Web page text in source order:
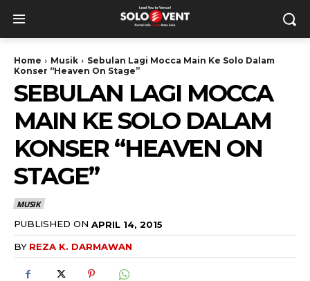
Home Musik
Sebulan Lagi Mocca Main Ke Solo Dalam
Konser “Heaven On Stage”
SEBULAN LAGI MOCCA
MAIN KE SOLO DALAM
KONSER “HEAVEN ON
STAGE”
MUSIK
PUBLISHED ON APRIL 14, 2015
BY REZA K. DARMAWAN